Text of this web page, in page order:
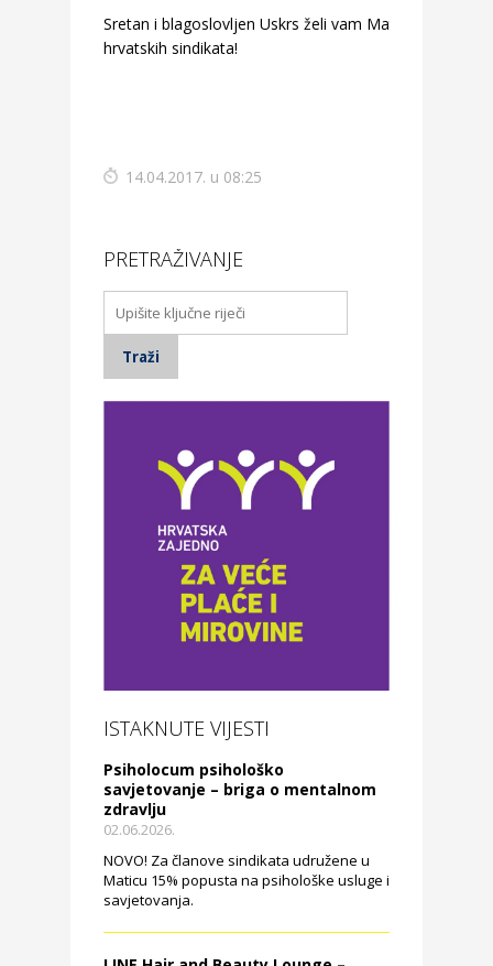
Sretan i blagoslovljen Uskrs želi vam Matica
hrvatskih sindikata!
14.04.2017. u 08:25
PRETRAŽIVANJE
ISTAKNUTE VIJESTI
Psiholocum psihološko
savjetovanje – briga o mentalnom
zdravlju
02.06.2026.
NOVO! Za članove sindikata udružene u
Maticu 15% popusta na psihološke usluge i
savjetovanja.